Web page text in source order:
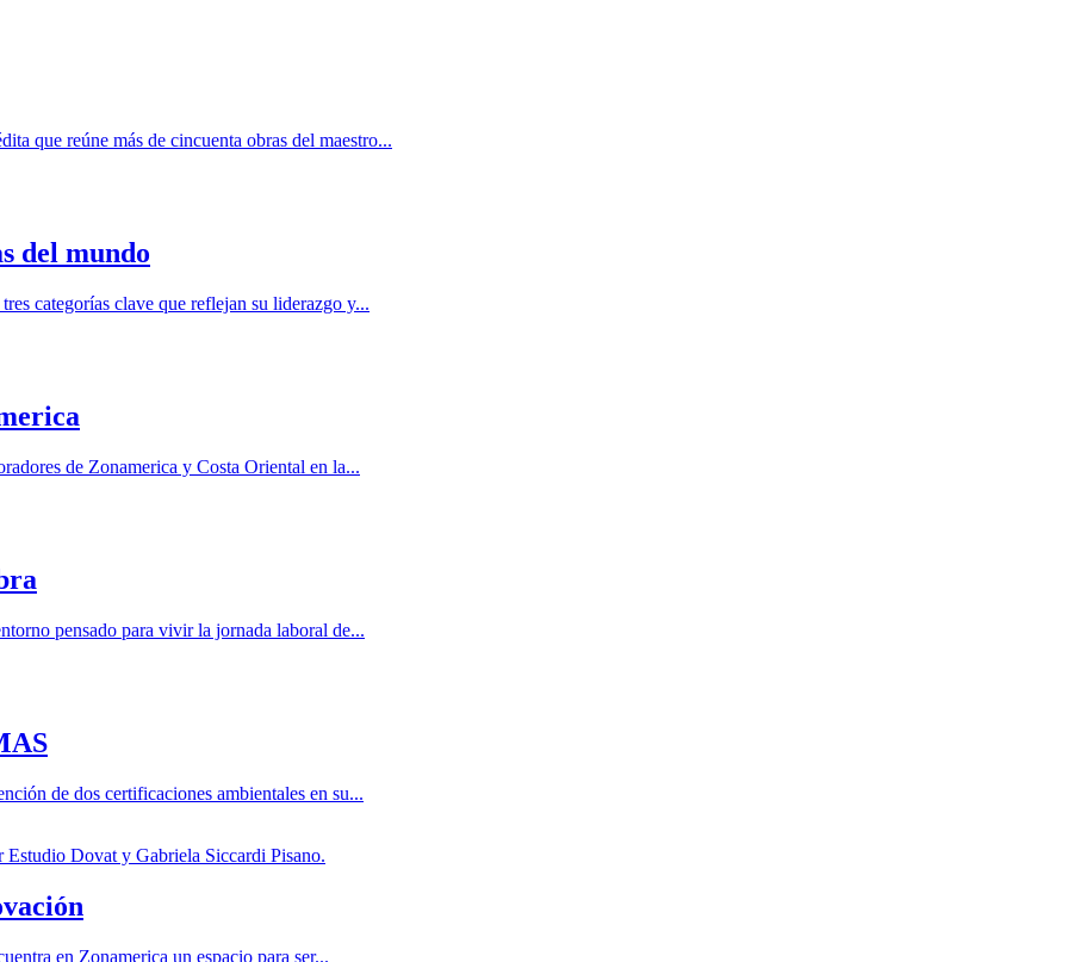
que reúne más de cincuenta obras del maestro...
del mundo
categorías clave que reflejan su liderazgo y...
de Zonamerica y Costa Oriental en la...
pensado para vivir la jornada laboral de...
de dos certificaciones ambientales en su...
en Zonamerica un espacio para ser...